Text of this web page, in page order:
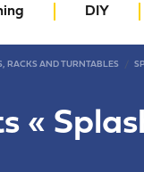
DIY
RACKS AND TURNTABLES
«